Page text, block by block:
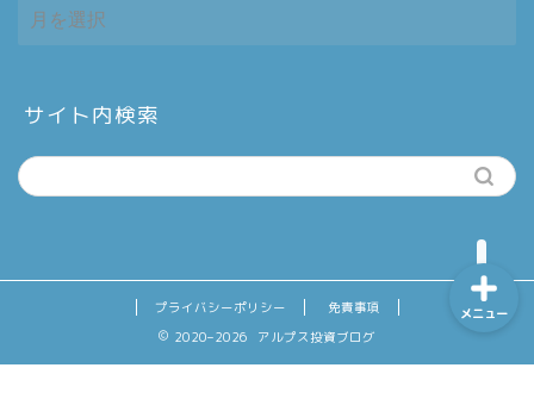
ARCHIVE
サイト内検索
プライバシーポリシー
免責事項
2020–2026 アルプス投資ブログ
メニュー